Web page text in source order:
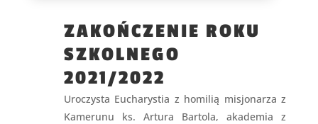
ZAKOŃCZENIE ROKU
SZKOLNEGO
2021/2022
Uroczysta Eucharystia z homilią misjonarza z
Kamerunu ks. Artura Bartola, akademia z